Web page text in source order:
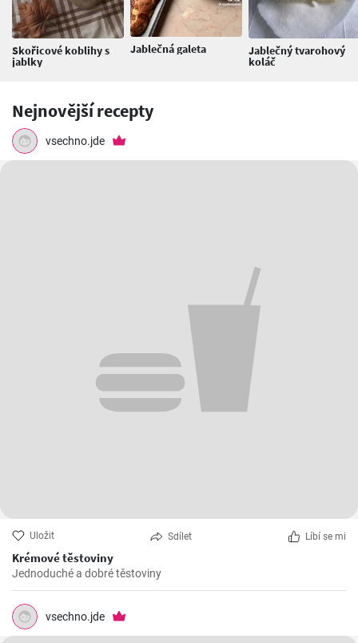
Skořicové koblihy s
jablky
Jablečná galeta Jablečný tvarohový
koláč
Nejnovější recepty
vsechno.jde
Uložit Sdílet Líbí se mi
Krémové těstoviny
Jednoduché a dobré těstoviny
vsechno.jde